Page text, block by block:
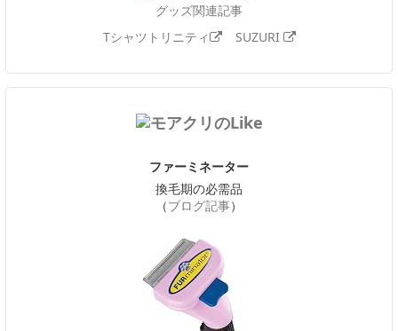
グッズ関連記事
Tシャツトリニティ
SUZURI
ファーミネーター
換毛期の必需品
（ブログ記事）